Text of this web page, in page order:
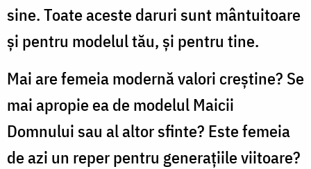
sine. Toate aceste daruri sunt mântuitoare
şi pentru modelul tău, şi pentru tine.
Mai are femeia modernă valori creştine? Se
mai apropie ea de modelul Maicii
Domnului sau al altor sfinte? Este femeia
de azi un reper pentru generaţiile viitoare?